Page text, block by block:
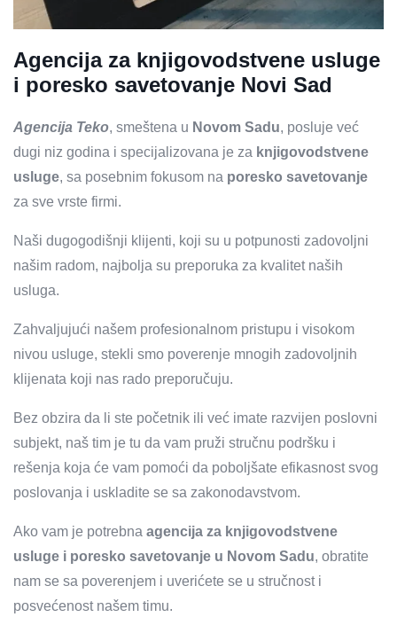
Agencija za knjigovodstvene usluge
i poresko savetovanje Novi Sad
Agencija Teko, smeštena u Novom Sadu, posluje već
dugi niz godina i specijalizovana je za knjigovodstvene
usluge, sa posebnim fokusom na poresko savetovanje
za sve vrste firmi.
Naši dugogodišnji klijenti, koji su u potpunosti zadovoljni
našim radom, najbolja su preporuka za kvalitet naših
usluga.
Zahvaljujući našem profesionalnom pristupu i visokom
nivou usluge, stekli smo poverenje mnogih zadovoljnih
klijenata koji nas rado preporučuju.
Bez obzira da li ste početnik ili već imate razvijen poslovni
subjekt, naš tim je tu da vam pruži stručnu podršku i
rešenja koja će vam pomoći da poboljšate efikasnost svog
poslovanja i uskladite se sa zakonodavstvom.
Ako vam je potrebna agencija za knjigovodstvene
usluge i poresko savetovanje u Novom Sadu, obratite
nam se sa poverenjem i uverićete se u stručnost i
posvećenost našem timu.